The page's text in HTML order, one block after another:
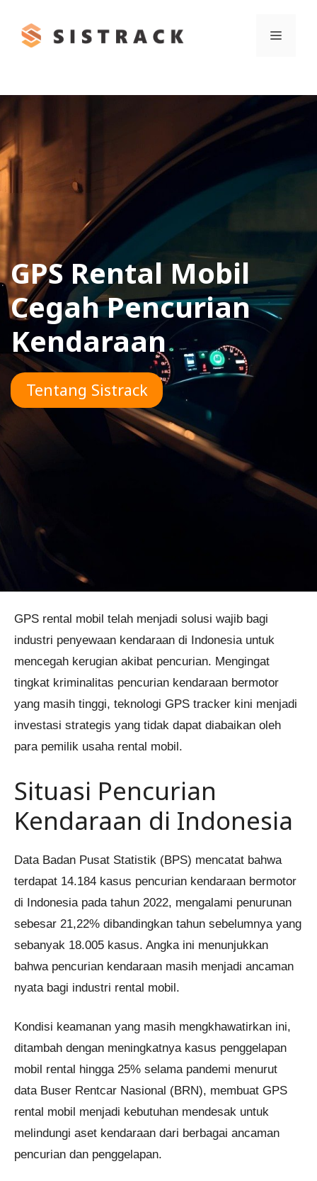
content
Menu
GPS Rental Mobil
Cegah Pencurian
Kendaraan
Tentang Sistrack
GPS rental mobil telah menjadi solusi wajib bagi
industri penyewaan kendaraan di Indonesia untuk
mencegah kerugian akibat pencurian. Mengingat
tingkat kriminalitas pencurian kendaraan bermotor
yang masih tinggi, teknologi GPS tracker kini menjadi
investasi strategis yang tidak dapat diabaikan oleh
para pemilik usaha rental mobil.
Situasi Pencurian
Kendaraan di Indonesia
Data Badan Pusat Statistik (BPS) mencatat bahwa
terdapat 14.184 kasus pencurian kendaraan bermotor
di Indonesia pada tahun 2022, mengalami penurunan
sebesar 21,22% dibandingkan tahun sebelumnya yang
sebanyak 18.005 kasus. Angka ini menunjukkan
bahwa pencurian kendaraan masih menjadi ancaman
nyata bagi industri rental mobil.
Kondisi keamanan yang masih mengkhawatirkan ini,
ditambah dengan meningkatnya kasus penggelapan
mobil rental hingga 25% selama pandemi menurut
data Buser Rentcar Nasional (BRN), membuat GPS
rental mobil menjadi kebutuhan mendesak untuk
melindungi aset kendaraan dari berbagai ancaman
pencurian dan penggelapan.